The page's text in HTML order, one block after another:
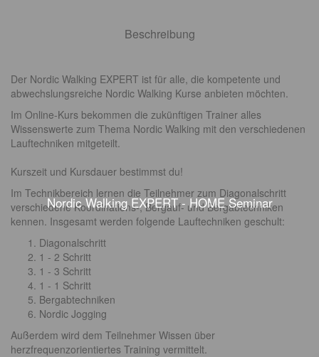
Nordic Walking EXPERT - HOME Seminar
Beschreibung
Der Nordic Walking EXPERT ist für alle, die kompetente und
abwechslungsreiche Nordic Walking Kurse anbieten möchten.
Im Online-Kurs bekommen die zukünftigen Trainer alles
Wissenswerte zum Thema Nordic Walking mit den verschiedenen
Lauftechniken mitgeteilt.
Kurszeit und Kursdauer bestimmst du!
Im Technikbereich lernen die Teilnehmer zum Diagonalschritt
verschiedene Koordinations-, Bergauf- und Bergabtechniken
kennen. Insgesamt werden folgende Lauftechniken geschult:
Diagonalschritt
1 - 2 Schritt
1 - 3 Schritt
1 - 1 Schritt
Bergabtechniken
Nordic Jogging
Außerdem wird dem Teilnehmer Wissen über
herzfrequenzorientiertes Training vermittelt.